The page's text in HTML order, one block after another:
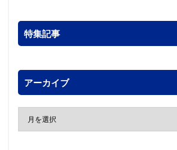
特集記事
アーカイブ